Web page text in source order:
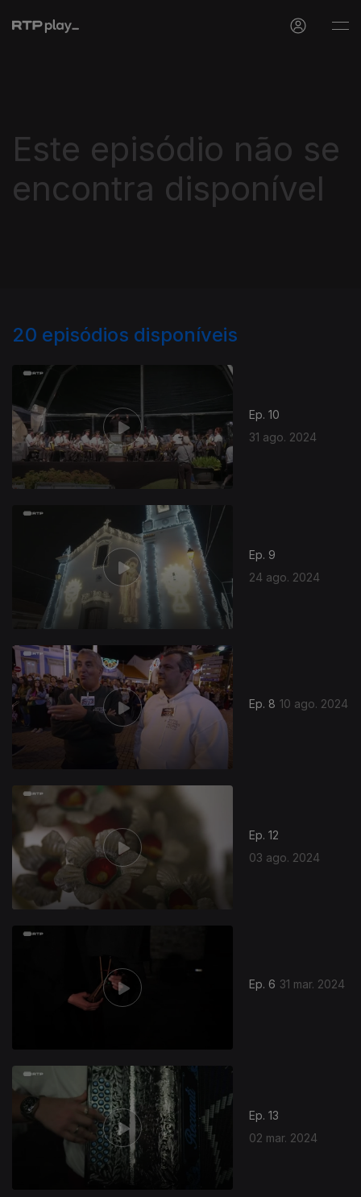
Este episódio não se
encontra disponível
20 episódios disponíveis
Ep. 10
31 ago. 2024
Ep. 9
24 ago. 2024
Ep. 8 10 ago. 2024
Ep. 12
03 ago. 2024
Ep. 6 31 mar. 2024
Ep. 13
02 mar. 2024